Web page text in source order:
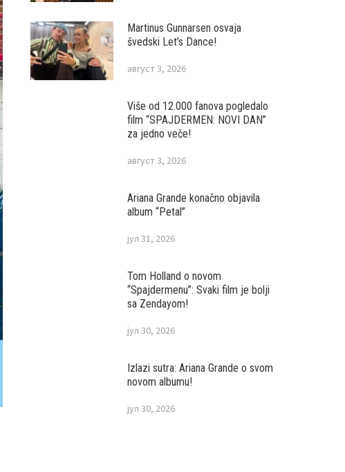
Martinus Gunnarsen osvaja
švedski Let’s Dance!
август 3, 2026
Više od 12.000 fanova pogledalo
film “SPAJDERMEN: NOVI DAN”
za jedno veče!
август 3, 2026
Ariana Grande konačno objavila
album “Petal”
јул 31, 2026
Tom Holland o novom
“Spajdermenu”: Svaki film je bolji
sa Zendayom!
јул 30, 2026
Izlazi sutra: Ariana Grande o svom
novom albumu!
јул 30, 2026